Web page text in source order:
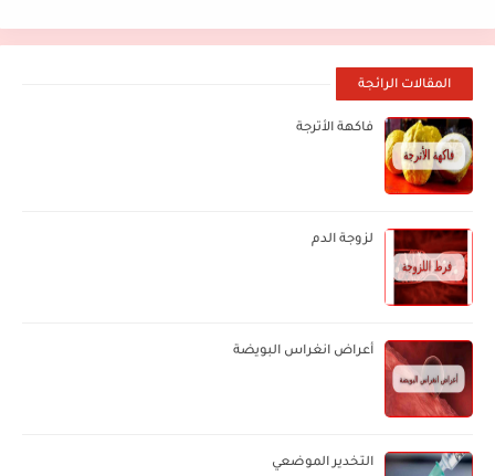
المقالات الرائجة
فاكهة الأترجة
لزوجة الدم
أعراض انغراس البويضة
التخدير الموضعي